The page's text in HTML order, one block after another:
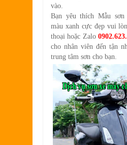
vào.
Bạn yêu thíchMẫu sơn
màu xanh cực đẹpvui
thoại hoặc Zalo
cho nhân viên đến tận
trung tâm sơn cho bạn.